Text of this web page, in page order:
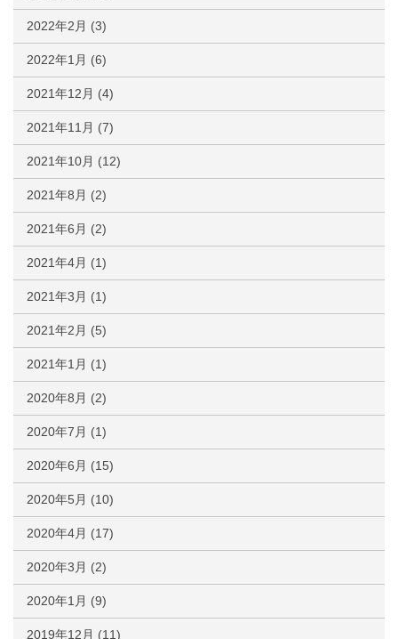
2022年2月 (3)
2022年1月 (6)
2021年12月 (4)
2021年11月 (7)
2021年10月 (12)
2021年8月 (2)
2021年6月 (2)
2021年4月 (1)
2021年3月 (1)
2021年2月 (5)
2021年1月 (1)
2020年8月 (2)
2020年7月 (1)
2020年6月 (15)
2020年5月 (10)
2020年4月 (17)
2020年3月 (2)
2020年1月 (9)
2019年12月 (11)